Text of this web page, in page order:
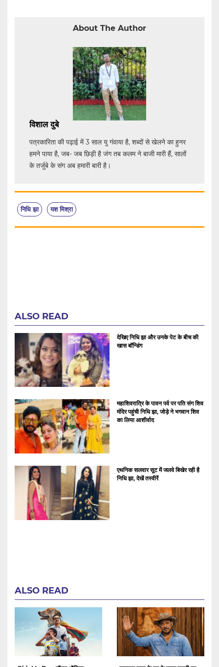
About The Author
विशाल दुबे
पत्रकारिता की पढ़ाई में 3 साल यु गंवाया है, शब्दों से खेलने का हुनर
हमने पाया है, जब- जब छिड़ी है जंग तब कलम ने बाजी मारी हैं, सालों
के तर्जुबे के संग अब हमारी बारी है।
निधि झा यश मिश्रा
ALSO READ
देखिए निधि झा और उनके पेट के बीच की
खास बॉन्डिंग
महाशिवरात्रि के पावन पर्व पर पति संग शिव
मंदिर पहुंची निधि झा, जोड़े ने भगवान शिव
का लिया आशीर्वाद
एथनिक सलवार सूट में जलवे बिखेर रही है
निधि झा, देखें तस्वीरें
ALSO READ